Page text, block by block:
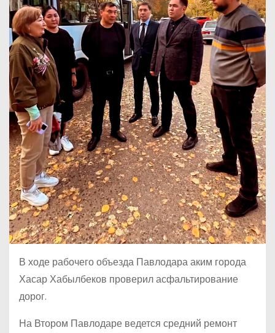
В ходе рабочего объезда Павлодара аким города
Хасар Хабылбеков проверил асфальтирование
дорог.
На Втором Павлодаре ведется средний ремонт